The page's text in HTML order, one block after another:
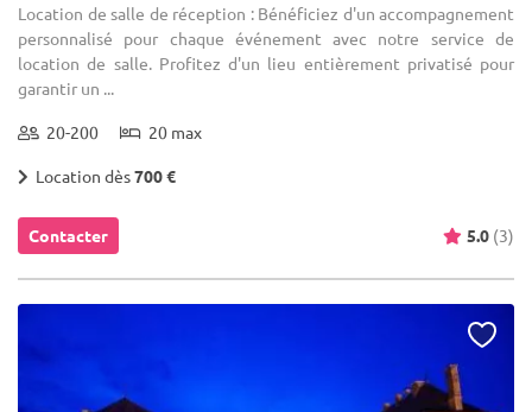
Location de salle de réception : Bénéficiez d'un accompagnement
personnalisé pour chaque événement avec notre service de
location de salle. Profitez d'un lieu entièrement privatisé pour
garantir un ...
20-200 20 max
Location dès700 €
Contacter 5.0 (3)